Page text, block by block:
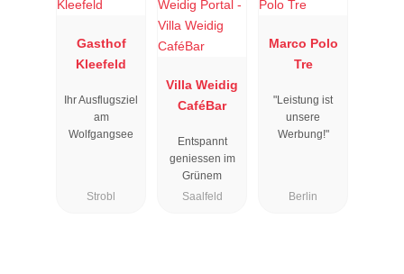
Gasthof
Kleefeld
Ihr Ausflugsziel
am
Wolfgangsee
Strobl
Villa Weidig
CaféBar
Entspannt
geniessen im
Grünem
Saalfeld
Marco Polo
Tre
"Leistung ist
unsere
Werbung!"
Berlin